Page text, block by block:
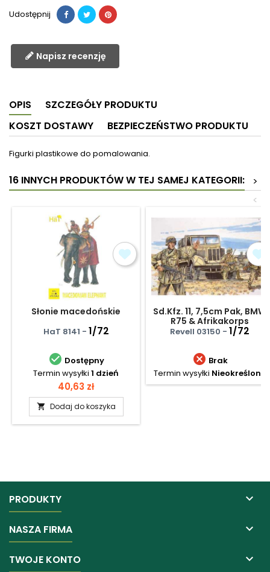
Udostępnij
Napisz recenzję
OPIS
SZCZEGÓŁY PRODUKTU
KOSZT DOSTAWY
BEZPIECZEŃSTWO PRODUKTU
Figurki plastikowe do pomalowania.
16 INNYCH PRODUKTÓW W TEJ SAMEJ KATEGORII:
>
<
Słonie macedońskie
HaT 8141 - 1/72
 Dostępny
Termin wysyłki 1 dzień
Cena
40,63 zł
 Dodaj do koszyka
Sd.Kfz. 11, 7,5cm Pak, BMW
R75 & Afrikakorps
Revell 03150 - 1/72
 Brak
Termin wysyłki Nieokreślony
PRODUKTY 
NASZA FIRMA 
TWOJE KONTO 